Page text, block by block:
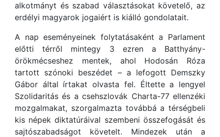
alkotmányt és szabad választásokat követelő, az
erdélyi magyarok jogaiért is kiálló gondolatait.
A nap eseményeinek folytatásaként a Parlament
előtti térről mintegy 3 ezren a Batthyány-
örökmécseshez mentek, ahol Hodosán Róza
tartott szónoki beszédet – a lefogott Demszky
Gábor által írtakat olvasta fel. Éltette a lengyel
Szolidaritás és a csehszlovák Charta-77 ellenzéki
mozgalmakat, szorgalmazta továbbá a térségbeli
kis népek diktatúráival szembeni összefogását és
sajtószabadságot követelt. Mindezek után a